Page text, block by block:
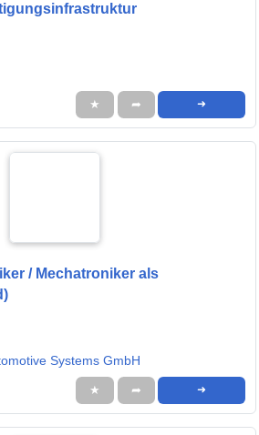
★ ➦ ➜
/ Mechatroniker als
Systems GmbH
★ ➦ ➜